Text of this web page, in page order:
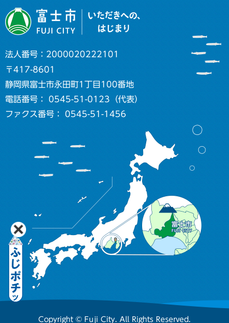
法人番号：2000020222101
〒417-8601
静岡県富士市永田町1丁目100番地
電話番号： 0545-51-0123（代表）
ファクス番号： 0545-51-1456
Copyright © Fuji City. All Rights Reserved.